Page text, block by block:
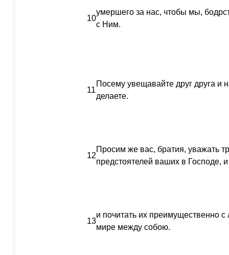
10
умершего за нас, чтобы мы,
с Ним.
11
Посему увещавайте друг друга и
делаете.
12
Просим же вас, братия, уважать
предстоятелей ваших в Господе,
13
и почитать их преимущественно
мире между собою.